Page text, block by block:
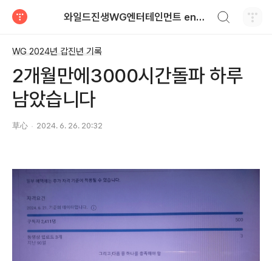
와일드진생WG엔터테인먼트 entertainment
WG 2024년 갑진년 기록
2개월만에3000시간돌파 하루
남았습니다
草心 2024. 6. 26. 20:32